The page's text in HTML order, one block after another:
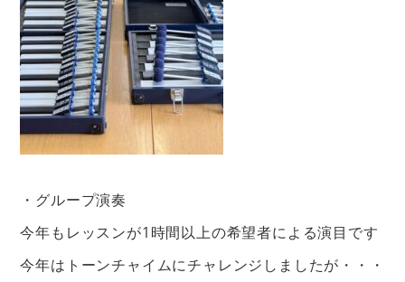
・グループ演奏
今年もレッスンが1時間以上の希望者による演目です
今年はトーンチャイムにチャレンジしましたが・・・